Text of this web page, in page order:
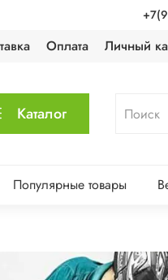
Оплата Личный
Каталог
Популярные товары